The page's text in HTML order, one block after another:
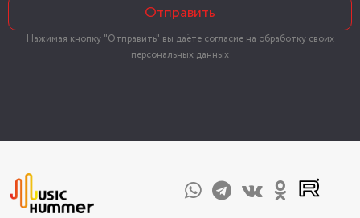
Отправить
Нажимая кнопку "Отправить" вы даёте согласие на обработку своих
персональных данных